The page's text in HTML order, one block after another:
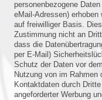
personenbezogene
eMail-Adressen)
auf freiwilliger Basis.
Zustimmung nicht an
dass die
per E-Mail)
Schutz der Daten vor
Nutzung von im
Kontaktdaten durch
angeforderter Werbung